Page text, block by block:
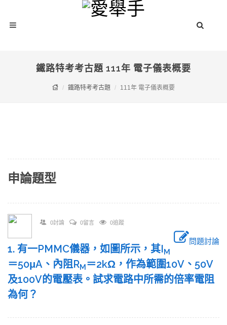
鐵路特考考古題 111年 電子儀表概要
鐵路特考考古題 111年 電子儀表概要
申論題型
0討論 0留言 0追蹤
問題討論
1. 有一PMMC儀器，如圖所示，其IM
＝50μA、內阻RM＝2kΩ，作為範圍10V、50V
及100V的電壓表。試求電路中所需的倍率電阻
為何？